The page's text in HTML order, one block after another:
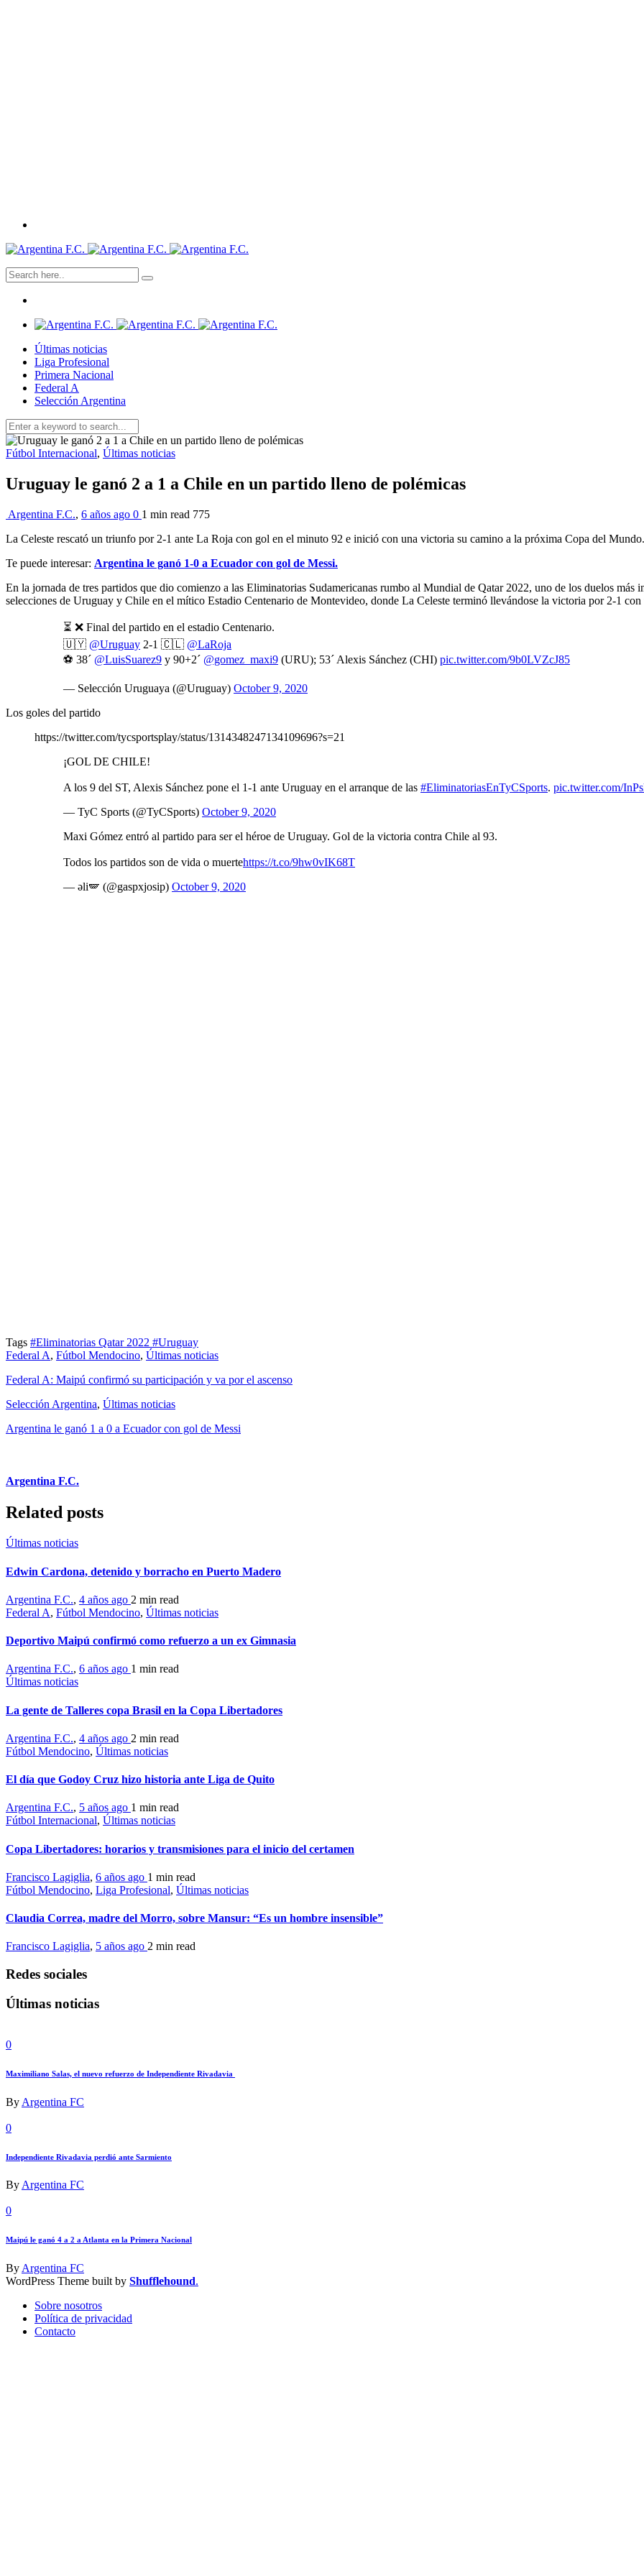
Últimas noticias
Liga Profesional
Primera Nacional
Federal A
Selección Argentina
Fútbol Internacional, Últimas noticias
Uruguay le ganó 2 a 1 a Chile en un partido lleno de polémicas
Argentina F.C., 6 años ago 0 1 min read 775
La Celeste rescató un triunfo por 2-1 ante La Roja con gol en el minuto 92 e inició con una victoria su camino a la próxima Copa del Mundo.
Te puede interesar: Argentina le ganó 1-0 a Ecuador con gol de Messi.
En la jornada de tres partidos que dio comienzo a las Eliminatorias Sudamericanas rumbo al Mundial de Qatar 2022, uno de los duelos más
selecciones de Uruguay y Chile en el mítico Estadio Centenario de Montevideo, donde La Celeste terminó llevándose la victoria por 2-1
⏳ ❌ Final del partido en el estadio Centenario.
🇺🇾 @Uruguay 2-1 🇨🇱 @LaRoja
⚽️ 38´ @LuisSuarez9 y 90+2´ @gomez_maxi9 (URU); 53´ Alexis Sánchez (CHI) pic.twitter.com/9b0LVZcJ85
— Selección Uruguaya (@Uruguay) October 9, 2020
Los goles del partido
https://twitter.com/tycsportsplay/status/1314348247134109696?s=21
¡GOL DE CHILE!
A los 9 del ST, Alexis Sánchez pone el 1-1 ante Uruguay en el arranque de las #EliminatoriasEnTyCSports. pic.twitter.com/
— TyC Sports (@TyCSports) October 9, 2020
Maxi Gómez entró al partido para ser el héroe de Uruguay. Gol de la victoria contra Chile al 93.
Todos los partidos son de vida o muertehttps://t.co/9hw0vIK68T
— əli🪽 (@gaspxjosip) October 9, 2020
Tags #Eliminatorias Qatar 2022 #Uruguay
Federal A, Fútbol Mendocino, Últimas noticias
Federal A: Maipú confirmó su participación y va por el ascenso
Selección Argentina, Últimas noticias
Argentina le ganó 1 a 0 a Ecuador con gol de Messi
Argentina F.C.
Related posts
Últimas noticias
Edwin Cardona, detenido y borracho en Puerto Madero
Argentina F.C., 4 años ago 2 min read
Federal A, Fútbol Mendocino, Últimas noticias
Deportivo Maipú confirmó como refuerzo a un ex Gimnasia
Argentina F.C., 6 años ago 1 min read
Últimas noticias
La gente de Talleres copa Brasil en la Copa Libertadores
Argentina F.C., 4 años ago 2 min read
Fútbol Mendocino, Últimas noticias
El día que Godoy Cruz hizo historia ante Liga de Quito
Argentina F.C., 5 años ago 1 min read
Fútbol Internacional, Últimas noticias
Copa Libertadores: horarios y transmisiones para el inicio del certamen
Francisco Lagiglia, 6 años ago 1 min read
Fútbol Mendocino, Liga Profesional, Últimas noticias
Claudia Correa, madre del Morro, sobre Mansur: “Es un hombre insensible”
Francisco Lagiglia, 5 años ago 2 min read
Redes sociales
Últimas noticias
0
Maximiliano Salas, el nuevo refuerzo de Independiente Rivadavia
By Argentina FC
0
Independiente Rivadavia perdió ante Sarmiento
ByArgentina FC
0
Maipú le ganó 4 a 2 a Atlanta en la Primera Nacional
ByArgentina FC
WordPress Theme built by Shufflehound.
Sobre nosotros
Política de privacidad
Contacto